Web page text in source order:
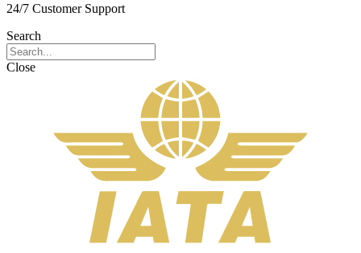
24/7 Customer Support
Search
Close